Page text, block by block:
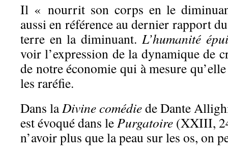
Il « nourrit son corps en le
aussi en référence au dernier rapport
terre en la diminuant.L’humanité
voir l’expression de la dynamique de
de notre économie qui à mesure
les raréfie.
Dans laDivine comédiede Dante
est évoqué dans lePurgatoire (XXIII,
n’avoir plus que la peau sur les os, on